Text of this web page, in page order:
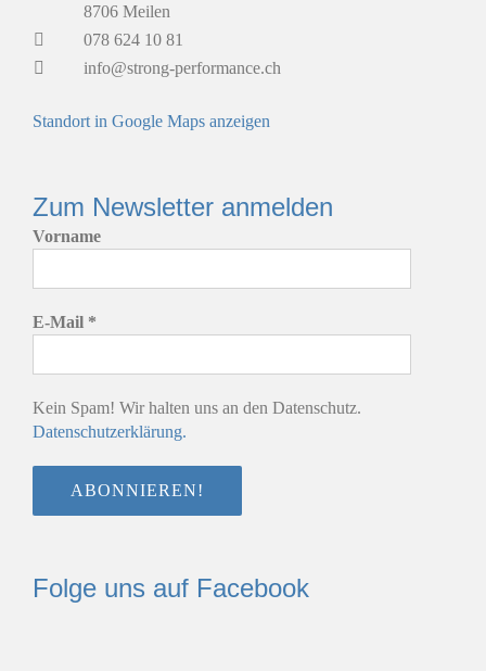
8706 Meilen
078 624 10 81
info@strong-performance.ch
Standort in Google Maps anzeigen
Zum Newsletter anmelden
Vorname
E-Mail *
Kein Spam! Wir halten uns an den Datenschutz.
Datenschutzerklärung.
Folge uns auf Facebook